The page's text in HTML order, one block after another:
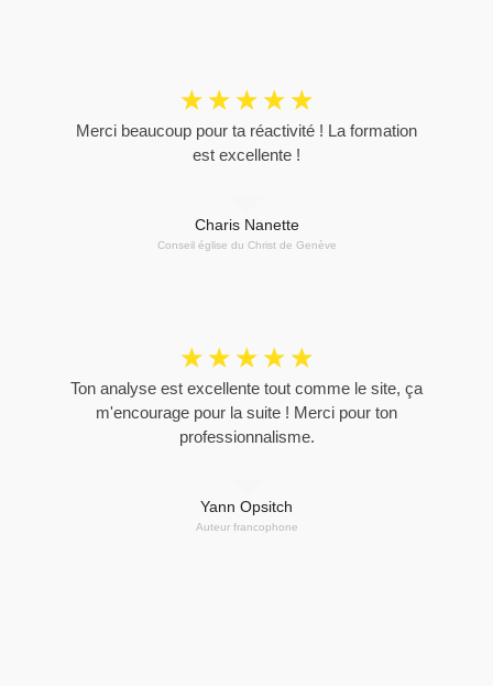
Charis Nanette
Conseil église du Christ de Genève
☆ ☆ ☆ ☆ ☆
Merci beaucoup pour ta réactivité ! La formation
est excellente !
Yann Opsitch
Auteur francophone
☆ ☆ ☆ ☆ ☆
Ton analyse est excellente tout comme le site, ça
m'encourage pour la suite ! Merci pour ton
professionnalisme.